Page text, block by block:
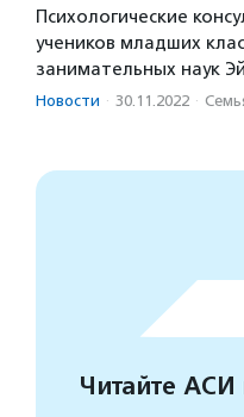
Психологические
учеников младших
занимательных наук
Новости · 30.11.2022 ·
Читайте АСИ